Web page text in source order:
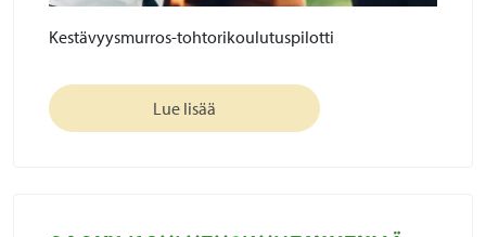
Kestävyysmurros-tohtorikoulutuspilotti
Lue lisää